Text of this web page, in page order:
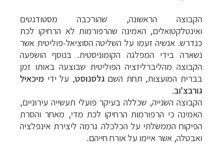
הקבוצה הראשונה, שהורכבה מסטודנטים
ואינטלקטואלים, האמינה שהרפורמות לא הרחיקו לכת
כנדרש. אנשיה זעמו על השליטה הסוציאל-פוליטית אשר
נשארה בידי המפלגה הקומוניסטית. בנוסף הושפעה
הקבוצה מהליברליזציה הפוליטית שבוצעה באותו זמן
בברית המועצות, תחת השםגלסנוסט, על ידי מיכאיל
גורבצ'וב.
הקבוצה השנייה, שכללה בעיקר פועלי תעשייה עירוניים,
האמינה כי הרפורמות הרחיקו לכת מדי, מאחר והסרת
הפיקוח הממשלתי על הכלכלה גרמה ליצירת אינפלציה
ואבטלה, אשר איימו על אורח חייהם.